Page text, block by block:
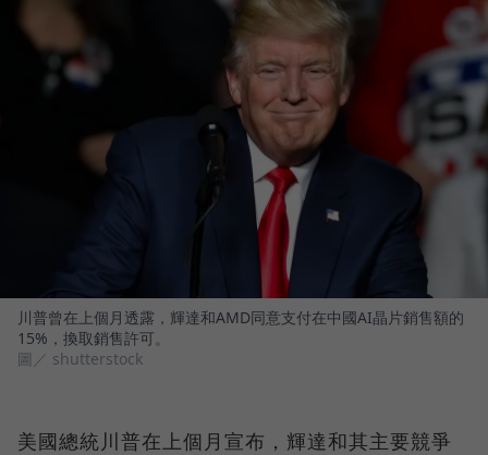
川普曾在上個月透露，輝達和AMD同意支付在中國AI晶片銷售額的
15%，換取銷售許可。
圖／ shutterstock
美國總統川普在上個月宣布，輝達和其主要競爭